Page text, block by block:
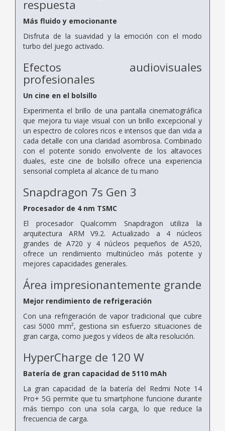
respuesta
Más fluido y emocionante
Disfruta de la suavidad y la emoción con el modo
turbo del juego activado.
Efectos audiovisuales
profesionales
Un cine en el bolsillo
Experimenta el brillo de una pantalla cinematográfica
que mejora tu viaje visual con un brillo excepcional y
un espectro de colores ricos e intensos que dan vida a
cada detalle con una claridad asombrosa. Combinado
con el potente sonido envolvente de los altavoces
duales, este cine de bolsillo ofrece una experiencia
sensorial completa al alcance de tu mano
Snapdragon 7s Gen 3
Procesador de 4 nm TSMC
El procesador Qualcomm Snapdragon utiliza la
arquitectura ARM V9.2. Actualizado a 4 núcleos
grandes de A720 y 4 núcleos pequeños de A520,
ofrece un rendimiento multinúcleo más potente y
mejores capacidades generales.
Área impresionantemente grande
Mejor rendimiento de refrigeración
Con una refrigeración de vapor tradicional que cubre
casi 5000 mm², gestiona sin esfuerzo situaciones de
gran carga, como juegos y vídeos de alta resolución.
HyperCharge de 120 W
Batería de gran capacidad de 5110 mAh
La gran capacidad de la batería del Redmi Note 14
Pro+ 5G permite que tu smartphone funcione durante
más tiempo con una sola carga, lo que reduce la
frecuencia de carga.